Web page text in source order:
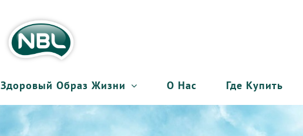
Здоровый Образ Жизни О Нас Где Купить